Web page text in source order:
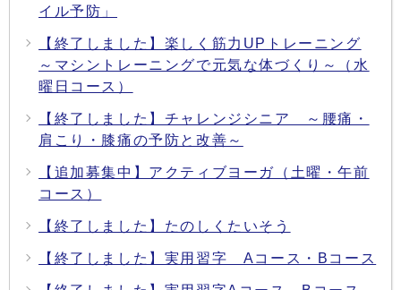
イル予防」
【終了しました】楽しく筋力UPトレーニング
～マシントレーニングで元気な体づくり～（水
曜日コース）
【終了しました】チャレンジシニア ～腰痛・
肩こり・膝痛の予防と改善～
【追加募集中】アクティブヨーガ（土曜・午前
コース）
【終了しました】たのしくたいそう
【終了しました】実用習字 Aコース・Bコース